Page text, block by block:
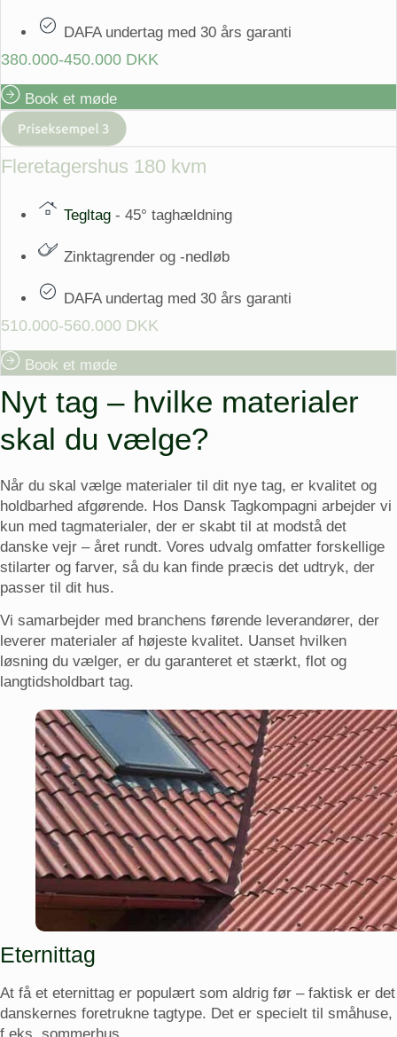
DAFA undertag med 30 års garanti
380.000-450.000 DKK
Book et møde
Fleretagershus 180 kvm
Tegltag - 45° taghældning
Zinktagrender og -nedløb
DAFA undertag med 30 års garanti
510.000-560.000 DKK
Book et møde
Nyt tag – hvilke materialer
skal du vælge?
Når du skal vælge materialer til dit nye tag, er kvalitet og
holdbarhed afgørende. Hos Dansk Tagkompagni arbejder vi
kun med tagmaterialer, der er skabt til at modstå det
danske vejr – året rundt. Vores udvalg omfatter forskellige
stilarter og farver, så du kan finde præcis det udtryk, der
passer til dit hus.
Vi samarbejder med branchens førende leverandører, der
leverer materialer af højeste kvalitet. Uanset hvilken
løsning du vælger, er du garanteret et stærkt, flot og
langtidsholdbart tag.
Eternittag
At få et eternittag er populært som aldrig før – faktisk er det
danskernes foretrukne tagtype. Det er specielt til småhuse,